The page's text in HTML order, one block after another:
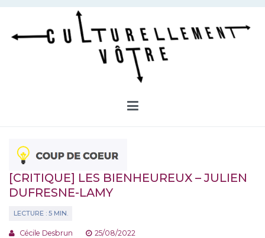
Aller
contenu
[CRITIQUE] LES BIENHEUREUX – JULIEN
DUFRESNE-LAMY
Cécile Desbrun
25/08/2022